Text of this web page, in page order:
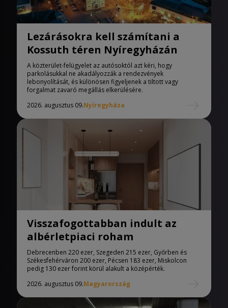
Lezárásokra kell számítani a
Kossuth téren Nyíregyházán
A közterület-felügyelet az autósoktól azt kéri, hogy
parkolásukkal ne akadályozzák a rendezvények
lebonyolítását, és különösen figyeljenek a tiltott vagy
forgalmat zavaró megállás elkerülésére.
2026. augusztus 09.Nyíregyháza
Visszafogottabban indult az
albérletpiaci roham
Debrecenben 220 ezer, Szegeden 215 ezer, Győrben és
Székesfehérváron 200 ezer, Pécsen 183 ezer, Miskolcon
pedig 130 ezer forint körül alakult a középérték.
2026. augusztus 09.Magyarország